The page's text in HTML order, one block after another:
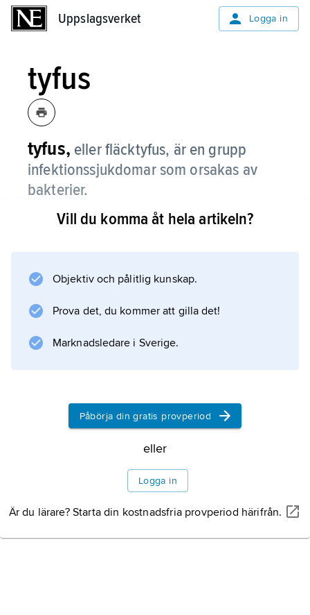
Uppslagsverket Logga in
tyfus
tyfus, eller fläcktyfus, är en grupp
infektionssjukdomar som orsakas av
bakterier.
Tyfus finns i många olika former och drabbar
Information om artikeln
Vill du komma åt hela artikeln?
Objektiv och pålitlig kunskap.
Prova det, du kommer att gilla det!
Marknadsledare i Sverige.
Påbörja din gratis provperiod
eller
Logga in
Är du lärare? Starta din kostnadsfria provperiod härifrån.